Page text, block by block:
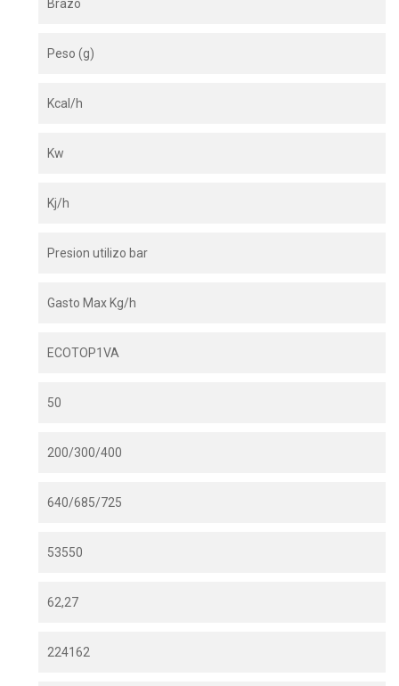
Brazo
Peso (g)
Kcal/h
Kw
Kj/h
Presion utilizo bar
Gasto Max Kg/h
ECOTOP1VA
50
200/300/400
640/685/725
53550
62,27
224162